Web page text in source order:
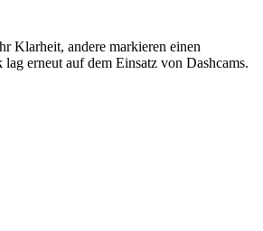
Klarheit, andere markieren einen
erneut auf dem Einsatz von Dashcams.